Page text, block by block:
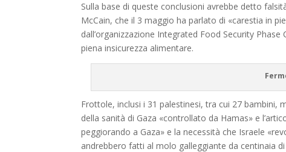
Sulla base di queste conclusioni avrebbe detto
McCain, che il 3 maggio ha parlato di «carestia in
dall’organizzazione Integrated Food Security
piena insicurezza alimentare.
Frottole, inclusi i 31 palestinesi, tra cui 27
della sanità di Gaza «controllato da Hamas» e
peggiorando a Gaza» e la necessità che Israele
andrebbero fatti al molo galleggiante da centinaia